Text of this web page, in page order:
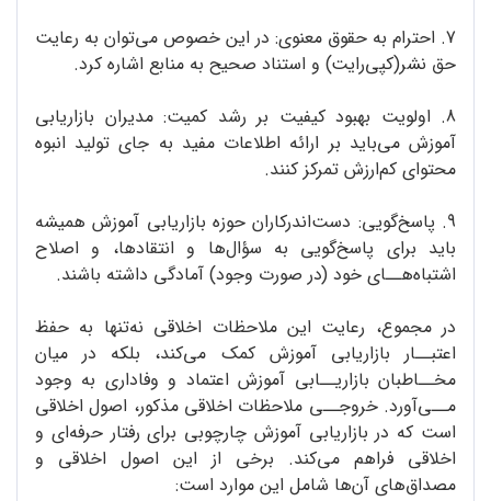
7. احترام به حقوق معنوی: در این خصوص می‌توان به رعایت
حق نشر(کپی‌رایت) و استناد صحیح به منابع اشاره کرد.
8. اولویت بهبود کیفیت بر رشد کمیت: مدیران بازاریابی
آموزش می‌باید بر ارائه اطلاعات مفید به جای تولید انبوه
محتوای کم‌ارزش تمرکز کنند.
9. پاسخ‌گویی: دست‌اندرکاران حوزه بازاریابی آموزش همیشه
باید برای پاسخ‌گویی به سؤال‌ها و انتقادها، و اصلاح
اشتباه‌هــای خود (در صورت وجود) آمادگی داشته باشند.
در مجموع، رعایت این ملاحظات اخلاقی نه‌تنها به حفظ
اعتبــار بازاریابی آموزش کمک می‌کند، بلکه در میان
مخــاطبان بازاریــابی آموزش اعتماد و وفاداری به وجود
مــی‌آورد. خروجــی ملاحظات اخلاقی مذکور، اصول اخلاقی
است که در بازاریابی آموزش چارچوبی برای رفتار حرفه‌ای و
اخلاقی فراهم می‌کند. برخی از این اصول اخلاقی و
مصداق‌های آن‌ها شامل این موارد است: